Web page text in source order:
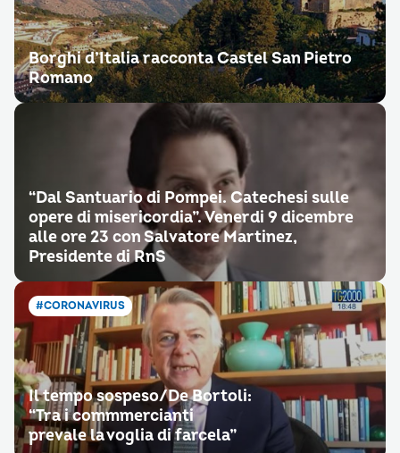
Borghi d’Italia racconta Castel San Pietro
Romano
“Dal Santuario di Pompei. Catechesi sulle
opere di misericordia”. Venerdi 9 dicembre
alle ore 23 con Salvatore Martinez,
Presidente di RnS
#CORONAVIRUS
Il tempo sospeso/De Bortoli:
“Tra i commmercianti
prevale la voglia di farcela”